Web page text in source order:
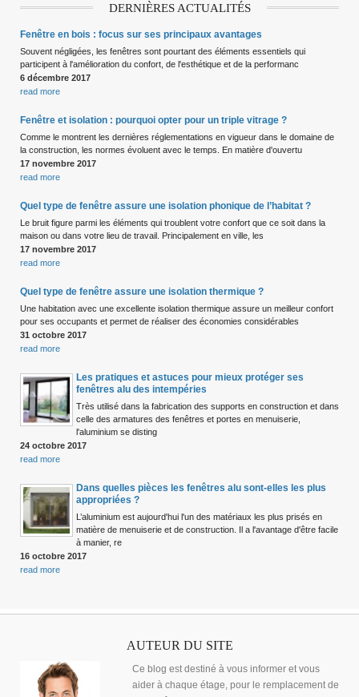
DERNIÈRES ACTUALITÉS
Fenêtre en bois : focus sur ses principaux avantages
Souvent négligées, les fenêtres sont pourtant des éléments essentiels qui
participent à l'amélioration du confort, de l'esthétique et de la performanc
6 décembre 2017
read more
Fenêtre et isolation : pourquoi opter pour un triple vitrage ?
Comme le montrent les dernières réglementations en vigueur dans le domaine de
la construction, les normes évoluent avec le temps. En matière d'ouvertu
17 novembre 2017
read more
Quel type de fenêtre assure une isolation phonique de l’habitat ?
Le bruit figure parmi les éléments qui troublent votre confort que ce soit dans la
maison ou dans votre lieu de travail. Principalement en ville, les
17 novembre 2017
read more
Quel type de fenêtre assure une isolation thermique ?
Une habitation avec une excellente isolation thermique assure un meilleur confort
pour ses occupants et permet de réaliser des économies considérables
31 octobre 2017
read more
Les pratiques et astuces pour mieux protéger ses
fenêtres alu des intempéries
Très utilisé dans la fabrication des supports en construction et dans
celle des armatures des fenêtres et portes en menuiserie,
l'aluminium se disting
24 octobre 2017
read more
Dans quelles pièces les fenêtres alu sont-elles les plus
appropriées ?
L’aluminium est aujourd'hui l'un des matériaux les plus prisés en
matière de menuiserie et de construction. Il a l'avantage d'être facile
à manier, re
16 octobre 2017
read more
AUTEUR DU SITE
Ce blog est destiné à vous informer et vous
aider à chaque étage, pour le remplacement de